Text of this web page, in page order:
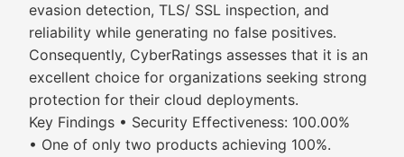
evasion detection, TLS/ SSL inspection, and
reliability while generating no false positives.
Consequently, CyberRatings assesses that it is an
excellent choice for organizations seeking strong
protection for their cloud deployments.
Key Findings • Security Effectiveness: 100.00%
• One of only two products achieving 100%.